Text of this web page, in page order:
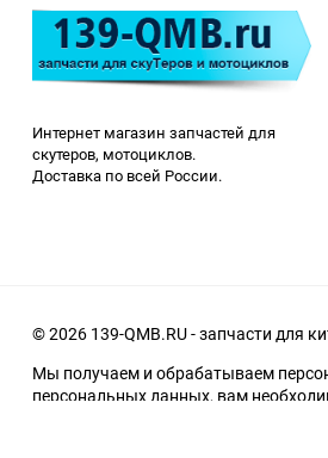
Интернет магазин запчастей для
скутеров, мотоциклов.
Доставка по всей России.
© 2026 139-QMB.RU - запчасти для
Мы получаем и обрабатываем
персональных данных, вам